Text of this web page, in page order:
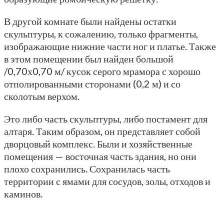
В другой комнате были найдены остатки
скульптуры, к сожалению, только фрагменты,
изображающие нижние части ног и платье. Также
в этом помещении был найден большой
/0,70х0,70 м/ кусок серого мрамора с хорошо
отполированными сторонами (0,2 м) и со
сколотым верхом.
Это либо часть скульптуры, либо постамент для
алтаря. Таким образом, он представляет собой
дворцовый комплекс. Были и хозяйственные
помещения — восточная часть здания, но они
плохо сохранились. Сохранилась часть
территории с ямами для сосудов, золы, отходов и
каминов.